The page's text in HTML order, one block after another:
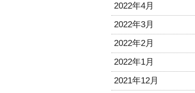
2022年4月
2022年3月
2022年2月
2022年1月
2021年12月